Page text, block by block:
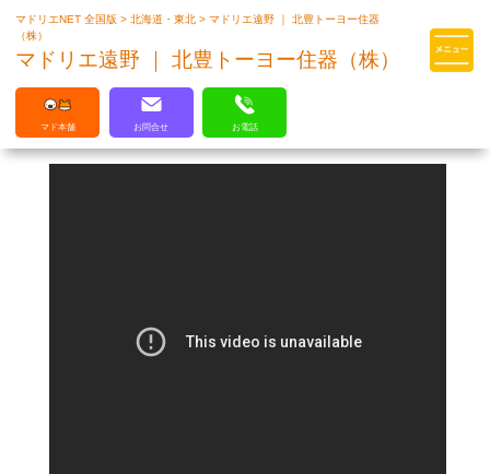
マドリエはLIXILの厳しい基準を
マドリエNET 全国版>北海道・東北>マドリエ遠野 ｜ 北豊トーヨー住器
（株）
マドリエ遠野 ｜ 北豊トーヨー住器（株）
マド本舗 お問合せ お電話